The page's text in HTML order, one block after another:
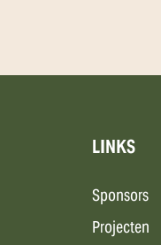
LINKS
Sponsors
Projecten